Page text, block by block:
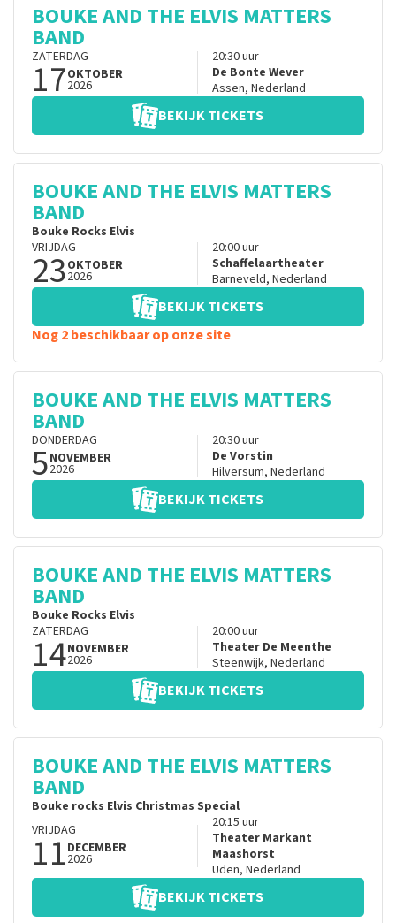
BOUKE AND THE ELVIS MATTERS
BAND
ZATERDAG
17OKTOBER
2026
20:30uur
De Bonte Wever
Assen, Nederland
BEKIJK TICKETS
BOUKE AND THE ELVIS MATTERS
BAND
Bouke Rocks Elvis
VRIJDAG
23OKTOBER
2026
20:00uur
Schaffelaartheater
Barneveld, Nederland
BEKIJK TICKETS
Nog 2 beschikbaar op onze site
BOUKE AND THE ELVIS MATTERS
BAND
DONDERDAG
5NOVEMBER
2026
20:30uur
De Vorstin
Hilversum, Nederland
BEKIJK TICKETS
BOUKE AND THE ELVIS MATTERS
BAND
Bouke Rocks Elvis
ZATERDAG
14NOVEMBER
2026
20:00uur
Theater De Meenthe
Steenwijk, Nederland
BEKIJK TICKETS
BOUKE AND THE ELVIS MATTERS
BAND
Bouke rocks Elvis Christmas Special
VRIJDAG
11 DECEMBER
2026
20:15 uur
Theater Markant
Maashorst
Uden, Nederland
BEKIJK TICKETS